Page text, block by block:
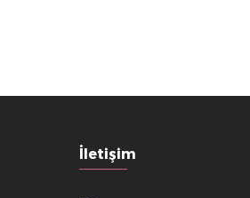
İletişim